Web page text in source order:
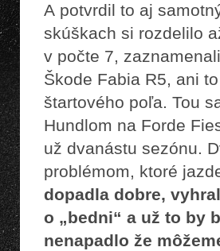
A potvrdil to aj
skúškach si rozdelilo
v počte 7,
Škode Fabia R5, ani
štartového poľa. Tou
Hundlom na Forde
už dvanástu sezónu.
problémom, ktoré
dopadla dobre,
o „bedni“ a už to by
nenapadlo že